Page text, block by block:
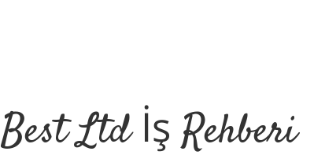
Best Ltd İş Rehberi